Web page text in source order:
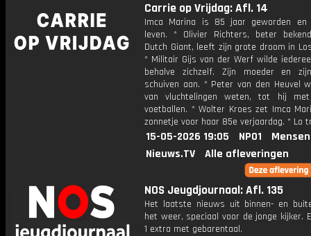
Carrie op Vrijdag: Afl. 14
Imca Marina is 85 jaar geworden
leven. * Olivier Richters, beter
Dutch Giant, leeft zijn grote droom in
* Militair Gijs van der Werf wilde
behalve zichzelf. Zijn moeder en
schuiven aan. * Peter van den Heuvel
van vluchtelingen weten, tot hij
voetballen. * Wolter Kroes zet Imca
zonnetje voor haar 85e verjaardag. * Lo
15-05-2026 19:05 NPO1
Nieuws.TV
Alle afleveringen
NOS Jeugdjournaal: Afl. 135
Het laatste nieuws uit binnen- en
het weer, speciaal voor de jonge kijker.
1 extra met gebarentaal.